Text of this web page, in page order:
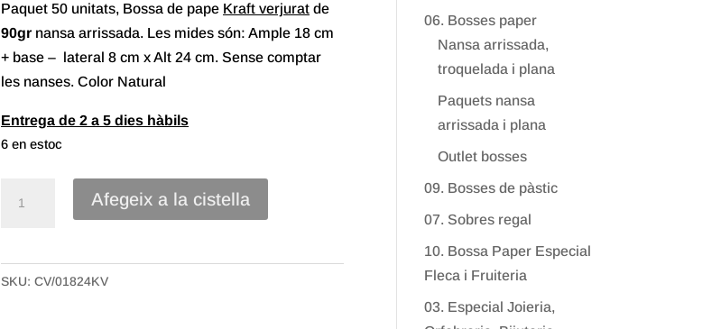
Paquet 50 unitats, Bossa de pape Kraft verjurat de
90gr nansa arrissada. Les mides són: Ample 18 cm
+ base – lateral 8 cm x Alt 24 cm. Sense comptar
les nanses. Color Natural
Entrega de 2 a 5 dies hàbils
6 en estoc
paper
Kraft
Afegeix a la cistella
SKU:CV/01824KV
06. Bosses paper
Nansa arrissada,
troquelada i plana
Paquets nansa
arrissada i plana
Outlet bosses
09. Bosses de pàstic
07. Sobres regal
10. Bossa Paper Especial
Fleca i Fruiteria
03. Especial Joieria,